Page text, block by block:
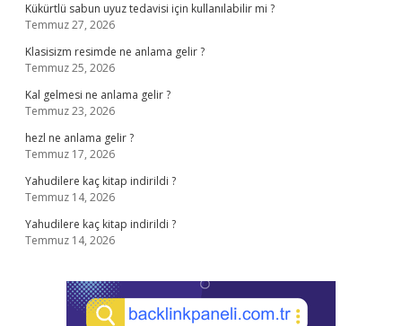
Kükürtlü sabun uyuz tedavisi için kullanılabilir mi ?
Temmuz 27, 2026
Klasisizm resimde ne anlama gelir ?
Temmuz 25, 2026
Kal gelmesi ne anlama gelir ?
Temmuz 23, 2026
hezl ne anlama gelir ?
Temmuz 17, 2026
Yahudilere kaç kitap indirildi ?
Temmuz 14, 2026
Yahudilere kaç kitap indirildi ?
Temmuz 14, 2026